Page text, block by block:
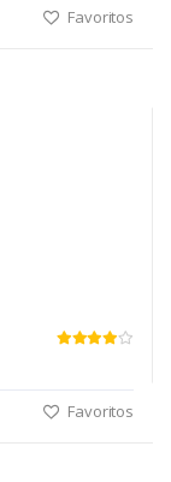
Favoritos
Favoritos